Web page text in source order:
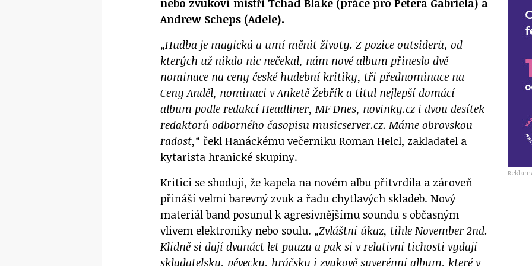
nebo zvukoví mistři Tchad Blake (práce pro Petera Gabriela) a
Andrew Scheps (Adele).
„Hudba je magická a umí měnit životy. Z pozice outsiderů, od
kterých už nikdo nic nečekal, nám nové album přineslo dvě
nominace na ceny české hudební kritiky, tři přednominace na
Ceny Anděl, nominaci v Anketě Žebřík a titul nejlepší domácí
album podle redakcí Headliner, MF Dnes, novinky.cz i dvou desítek
redaktorů odborného časopisu musicserver.cz. Máme obrovskou
radost,“ řekl Hanáckému večerniku Roman Helcl, zakladatel a
kytarista hranické skupiny.
Kritici se shodují, že kapela na novém albu přitvrdila a zároveň
přináší velmi barevný zvuk a řadu chytlavých skladeb. Nový
materiál band posunul k agresivnějšímu soundu s občasným
vlivem elektroniky nebo soulu. „Zvláštní úkaz, tihle November 2nd.
Klidně si dají dvanáct let pauzu a pak si v relativní tichosti vydají
skladatelsky, pěvecky, hráčsky i zvukově suverénní album, které v